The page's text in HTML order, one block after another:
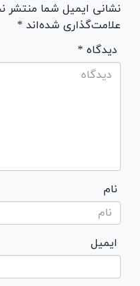
نشانی ایمیل شما منتشر
علامت‌گذاری شده‌اند *
* دیدگاه
نام
ایمیل